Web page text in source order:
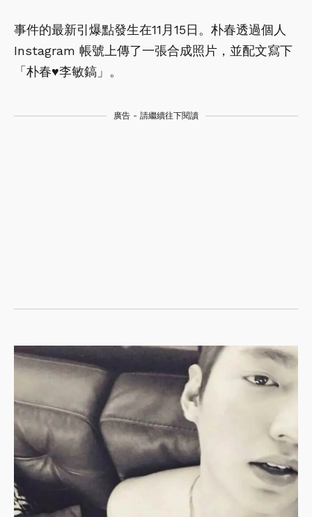
事件的最新引爆點發生在11月15日。朴春透過個人
Instagram 帳號上傳了一張合成照片，並配文寫下
「朴春♥李敏鎬」。
廣告 - 請繼續往下閱讀